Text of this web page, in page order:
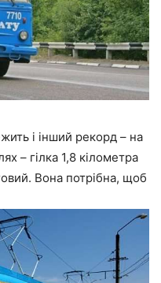
і інший рекорд – на
– гілка 1,8 кілометра
Вона потрібна, щоб